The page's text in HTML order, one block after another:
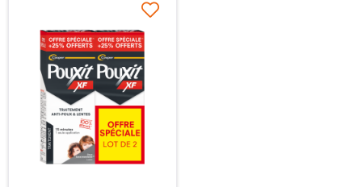
Ajouter à ma liste d’envie